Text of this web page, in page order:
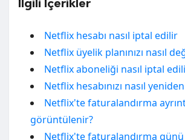
İlgili İçerikler
Netflix hesabı nasıl iptal edilir
Netflix üyelik planınızı nasıl
Netflix aboneliği nasıl iptal
Netflix hesabınızı nasıl
Netflix'te faturalandırma
görüntülenir?
Netflix'te faturalandırma günü